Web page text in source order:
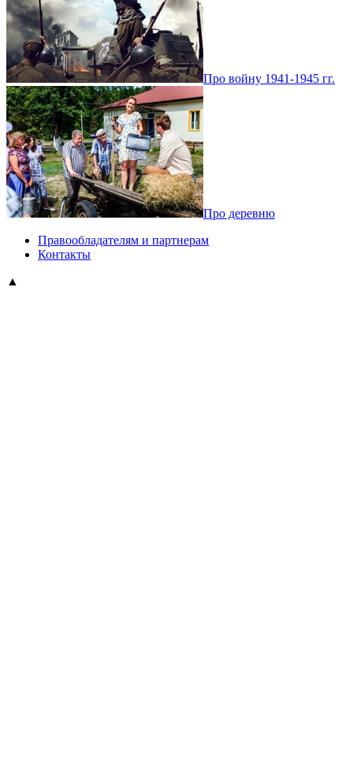
Про войну 1941-1945 гг.
Про деревню
Правообладателям и партнерам
Контакты
▲